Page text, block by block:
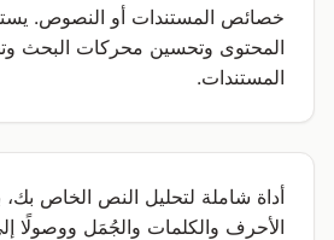
خصائص المستندات أو النصوص.
المحتوى وتحسين محركات البحث
المستندات.
أداة شاملة لتحليل النص الخاص
الأحرف والكلمات والجُمَل ووصولًا